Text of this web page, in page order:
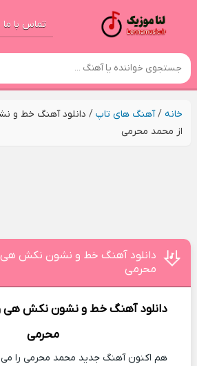
تماس با ما
خانه/آهنگ های تاپ/ دانلود آهنگ خط و
از محمد محرمی
دانلود آهنگ خط و نشون نکش
محرمی
دانلود آهنگ خط و نشون نکش هی
محرمی
هم اکنون آهنگ جدید محمد محرمی را